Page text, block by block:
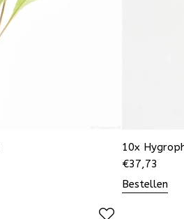
10x
€37,73
Bestellen